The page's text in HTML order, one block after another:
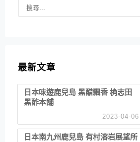
最新文章
日本味遊鹿兒島 黑醋飄香 桷志田
黑酢本舖
2023-04-06
日本南九州鹿兒島 有村溶岩展望所